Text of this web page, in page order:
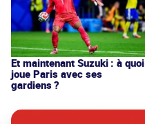
Et maintenant Suzuki : à quoi
joue Paris avec ses
gardiens ?